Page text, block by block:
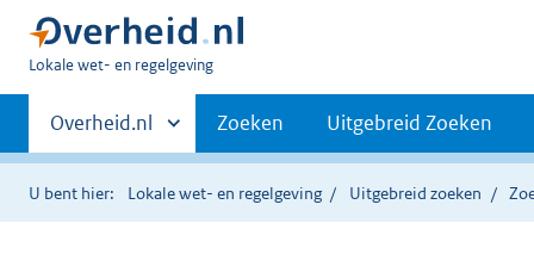
U
hier:
Lokale wet- en regelgeving
Primaire
navigatie
Andere
sites
binnen
Overheid.nl Zoeken Uitgebreid Zoeken
U bent hier: Lokale wet- en regelgeving Uitgebreid zoeken